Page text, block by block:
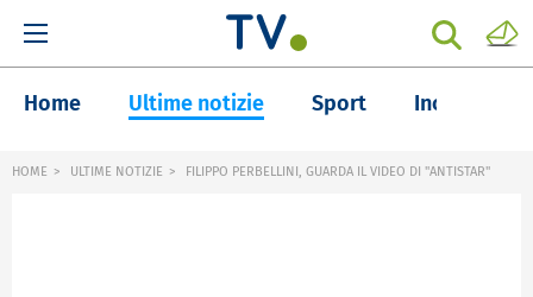
Home Ultime notizie Sport Inchieste
HOME ULTIME NOTIZIE FILIPPO PERBELLINI, GUARDA IL VIDEO DI "ANTISTAR"